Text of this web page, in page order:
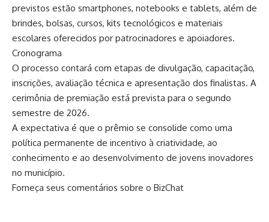
previstos estão smartphones, notebooks e tablets, além de
brindes, bolsas, cursos, kits tecnológicos e materiais
escolares oferecidos por patrocinadores e apoiadores.
Cronograma
O processo contará com etapas de divulgação, capacitação,
inscrições, avaliação técnica e apresentação dos finalistas. A
cerimônia de premiação está prevista para o segundo
semestre de 2026.
A expectativa é que o prêmio se consolide como uma
política permanente de incentivo à criatividade, ao
conhecimento e ao desenvolvimento de jovens inovadores
no município.
Forneça seus comentários sobre o BizChat